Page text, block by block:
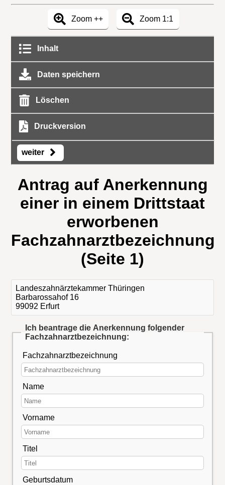
Zoom ++ Zoom 1:1
Inhalt
Daten speichern
Löschen
Druckversion
weiter
Antrag auf Anerkennung
einer in einem Drittstaat
erworbenen
Fachzahnarztbezeichnung
(Seite 1)
Landeszahnärztekammer Thüringen
Barbarossahof 16
99092 Erfurt
Ich beantrage die Anerkennung folgender
Fachzahnarztbezeichnung:
Fachzahnarztbezeichnung
Name
Vorname
Titel
Geburtsdatum